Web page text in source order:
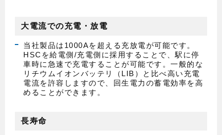
大電流での充電・放電
当社製品は1000Aを超える充放電が可能です。
HSCを給電側/充電側に採用することで、駅に停
車時に急速で充電することが可能です。一般的な
リチウムイオンバッテリ（LIB）と比べ高い充電
電流を許容しますので、回生電力の蓄電効率を高
めることができます。
長寿命